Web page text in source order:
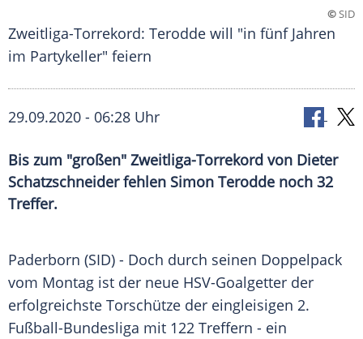
©SID
Zweitliga-Torrekord: Terodde will "in fünf Jahren
im Partykeller" feiern
29.09.2020 - 06:28 Uhr
Bis zum "großen" Zweitliga-Torrekord von Dieter
Schatzschneider fehlen Simon Terodde noch 32
Treffer.
Paderborn (SID) - Doch durch seinen Doppelpack
vom Montag ist der neue HSV-Goalgetter der
erfolgreichste Torschütze der eingleisigen 2.
Fußball-Bundesliga mit 122 Treffern - ein